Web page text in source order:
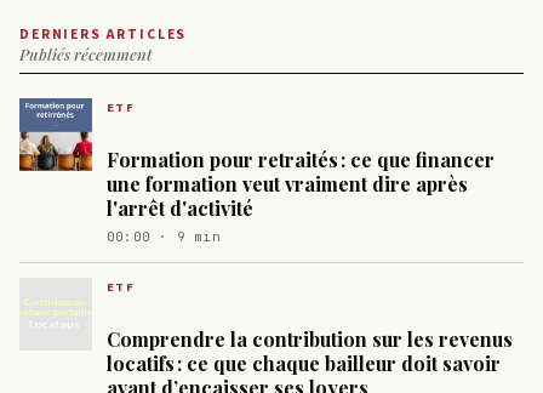
DERNIERS ARTICLES
Publiés récemment
ETF
Formation pour retraités : ce que financer
une formation veut vraiment dire après
l'arrêt d'activité
00:00 · 9 min
ETF
Comprendre la contribution sur les revenus
locatifs : ce que chaque bailleur doit savoir